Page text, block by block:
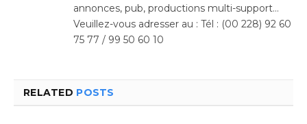
annonces, pub, productions multi-support…
Veuillez-vous adresser au : Tél : (00 228) 92 60
75 77 / 99 50 60 10
RELATED POSTS